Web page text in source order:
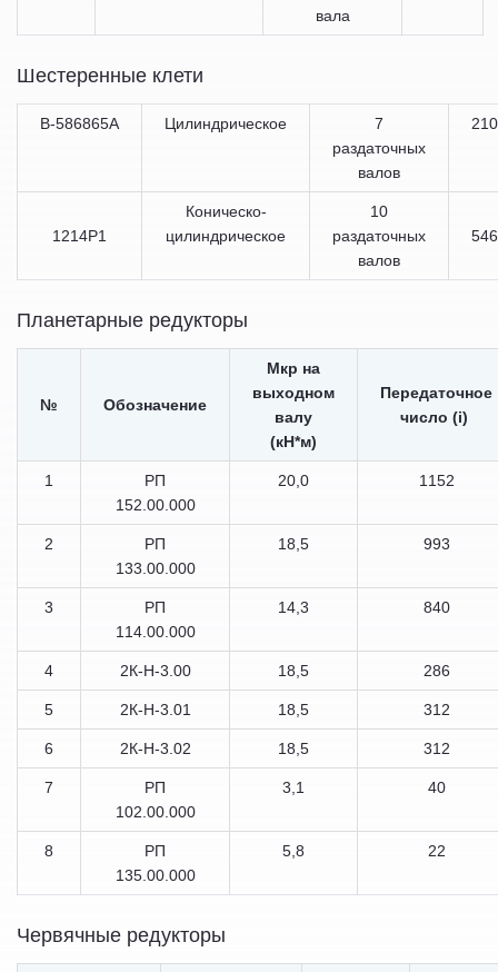
вала
Шестеренные клети
В-586865А Цилиндрическое
7
раздаточных
валов
1214Р1
Коническо-
цилиндрическое
10
раздаточных
валов
Планетарные редукторы
№ Обозначение
Мкр на
выходном
валу
(кН*м)
Передаточное
число (i)
1
РП
152.00.000
20,0 1152
2
РП
133.00.000
18,5 993
3
РП
114.00.000
14,3 840
4 2К-Н-3.00 18,5 286
5 2К-Н-3.01 18,5 312
6 2К-Н-3.02 18,5 312
7
РП
102.00.000
3,1 40
8
РП
135.00.000
5,8 22
Червячные редукторы